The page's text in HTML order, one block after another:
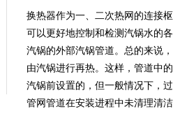
换热器作为一、二次热网的连接
可以更好地控制和检测汽锅水的
汽锅的外部汽锅管道。总的来说
由汽锅进行再热。这样，管道中
汽锅前设置的，但一般情况下，
管网管道在安装进程中未清理清